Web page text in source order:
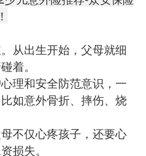
从出生开始，父母就细
着。
理和安全防范意识，一
如意外骨折、摔伤、烧
不仅心疼孩子，还要心
损失。